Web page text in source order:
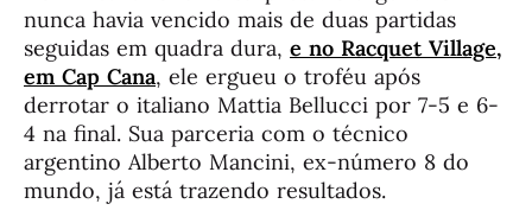
nunca havia vencido mais de duas partidas
seguidas em quadra dura, e no Racquet Village,
em Cap Cana, ele ergueu o troféu após
derrotar o italiano Mattia Bellucci por 7-5 e 6-
4 na final. Sua parceria com o técnico
argentino Alberto Mancini, ex-número 8 do
mundo, já está trazendo resultados.